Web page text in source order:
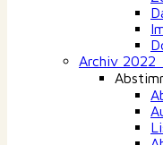
Archiv